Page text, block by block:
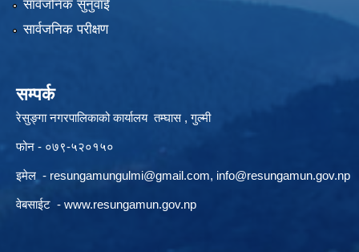
सार्वजनिक सुनुवाई
सार्वजनिक परीक्षण
सम्पर्क
रेसुङ्गा नगरपालिकाको कार्यालय तम्घास , गुल्मी
फोन - ०७९-५२०१५०
इमेल - resungamungulmi@gmail.com, info@resungamun.gov.np
वेबसाईट - www.resungamun.gov.np